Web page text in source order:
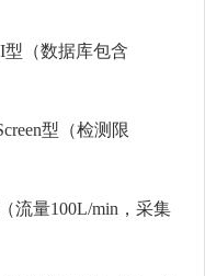
型（数据库包含
型（检测限
流量100L/min，采集